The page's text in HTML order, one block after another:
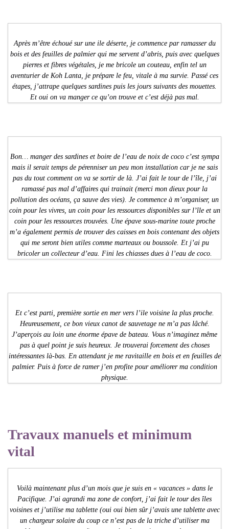
Après m’être échoué sur une ile déserte, je commence par ramasser du
bois et des feuilles de palmier qui me servent d’abris, puis avec quelques
pierres et fibres végétales, je me bricole un couteau, enfin tel un
aventurier de Koh Lanta, je prépare le feu, vitale à ma survie. Passé ces
étapes, j’attrape quelques sardines puis les jours suivants des mouettes.
Et oui on va manger ce qu’on trouve et c’est déjà pas mal.
Bon… manger des sardines et boire de l’eau de noix de coco c’est sympa
mais il serait temps de pérenniser un peu mon installation car je ne sais
pas du tout comment on va se sortir de là. J’ai fait le tour de l’île, j’ai
ramassé pas mal d’affaires qui trainait (merci mon dieux pour la
pollution des océans, ça sauve des vies). Je commence à m’organiser, un
coin pour les vivres, un coin pour les ressources disponibles sur l’île et un
coin pour les ressources trouvées. Une épave sous-marine toute proche
m’a également permis de trouver des caisses en bois contenant des objets
qui me seront bien utiles comme marteaux ou boussole. Et j’ai pu
bricoler un collecteur d’eau. Fini les chiasses dues à l’eau de coco.
Et c’est parti, première sortie en mer vers l’ile voisine la plus proche.
Heureusement, ce bon vieux canot de sauvetage ne m’a pas lâché.
J’aperçois au loin une énorme épave de bateau. Vous n’imaginez même
pas à quel point je suis heureux. Je trouverai forcement des choses
intéressantes là-bas. En attendant je me ravitaille en bois et en feuilles de
palmier. Puis à force de ramer j’en profite pour améliorer ma condition
physique.
Travaux manuels et minimum
vital
Voilà maintenant plus d’un mois que je suis en « vacances » dans le
Pacifique. J’ai agrandi ma zone de confort, j’ai fait le tour des îles
voisines et j’utilise ma tablette (oui oui bien sûr j’avais une tablette avec
un chargeur solaire du coup ce n’est pas de la triche d’utiliser ma